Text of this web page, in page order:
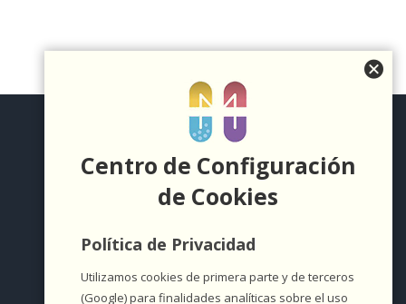
Centro de Configuración
de Cookies
Política de Privacidad
Utilizamos cookies de primera parte y de terceros
(Google) para finalidades analíticas sobre el uso